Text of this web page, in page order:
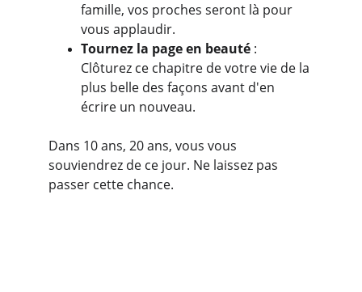
famille, vos proches seront là pour
vous applaudir.
Tournez la page en beauté :
Clôturez ce chapitre de votre vie de la
plus belle des façons avant d'en
écrire un nouveau.
Dans 10 ans, 20 ans, vous vous
souviendrez de ce jour. Ne laissez pas
passer cette chance.